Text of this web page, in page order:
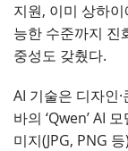
지원, 이미 상하
능한 수준까지 진
중성도 갖췄다.
AI 기술은 디자인
바의 ‘Qwen’ AI
미지(JPG, PNG